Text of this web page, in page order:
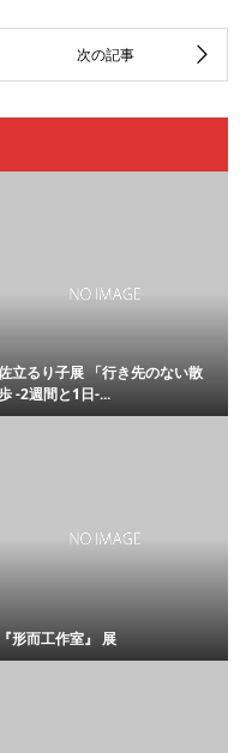
立るり子展 「行き先のない散
-2週間と1日-...
『形而工作室』 展